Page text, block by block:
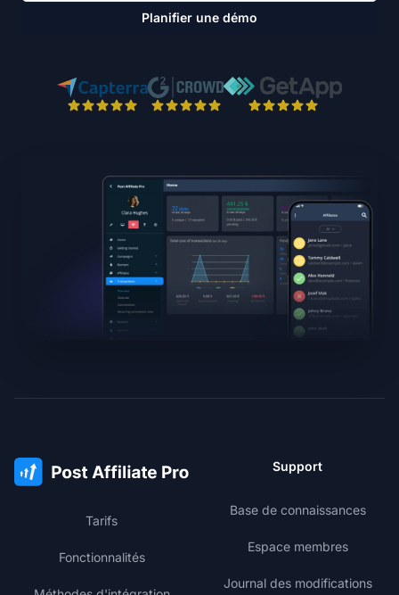
Planifier une démo
Tarifs
Fonctionnalités
Support
Base de connaissances
Espace membres
Journal des modifications